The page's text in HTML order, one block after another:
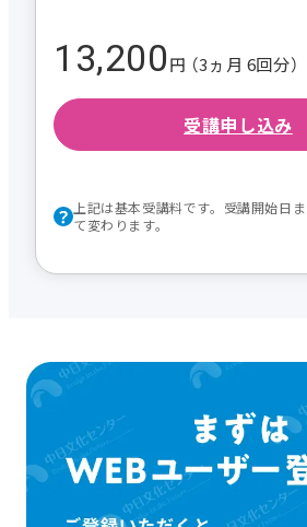
13,200円 （3ヵ月 6回分）
受講申し込み
上記は基本受講料です。受講開始日
て変わります。